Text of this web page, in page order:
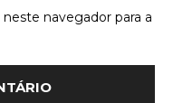
navegador para a